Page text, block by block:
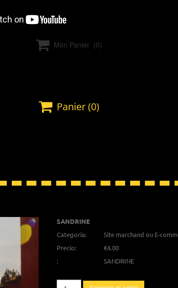
 Mon Panier (0)
 Panier (0)
SANDRINE
Categoría:
Site marchand ou E-
Precio:
€4.00
:
SANDRINE